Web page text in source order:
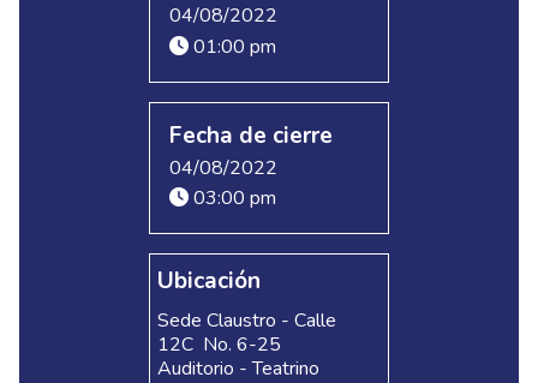
04/08/2022
01:00 pm
Fecha de cierre
04/08/2022
03:00 pm
Ubicación
Sede Claustro - Calle
12C No. 6-25
Auditorio - Teatrino